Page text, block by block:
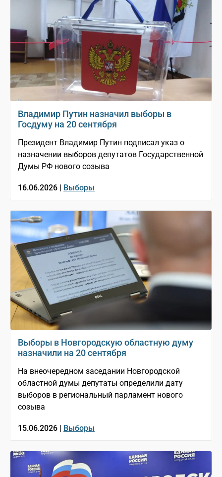
Владимир Путин назначил выборы в
Госдуму на 20 сентября
Президент Владимир Путин подписал указ о
назначении выборов депутатов Государственной
Думы РФ нового созыва
16.06.2026 | Выборы
Выборы в Новгородскую областную думу
назначили на 20 сентября
На внеочередном заседании Новгородской
областной думы депутаты определили дату
выборов в региональный парламент нового
созыва
15.06.2026 | Выборы